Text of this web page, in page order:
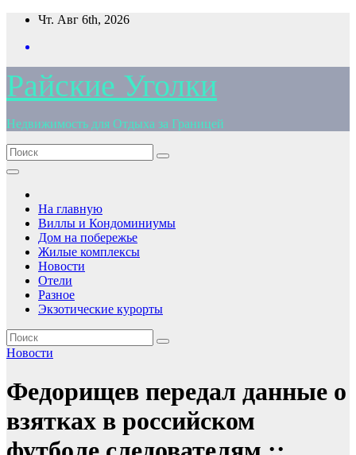
Перейти
содержимому
Чт. Авг 6th, 2026
Райские Уголки
Недвижимость для Отдыха за Границей
На главную
Виллы и Кондоминиумы
Дом на побережье
Жилые комплексы
Новости
Отели
Разное
Экзотические курорты
Новости
Федорищев передал данные о
взятках в российском